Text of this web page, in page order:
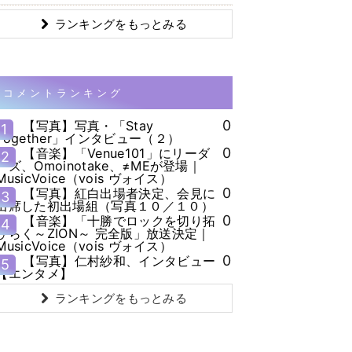
ランキングをもっとみる
コメントランキング
1
【写真】写真・「Stay
」インタビュー（２）
0
2
【音楽】「Venue101」にリーダ
ズ、Omoinotake、≠MEが登場｜
（vois ヴォイス）
0
3
【写真】紅白出場者決定、会見に
席した初出場組（写真１０／１０）
0
4
【音楽】「十勝でロックを切り拓
らく～ZION～ 完全版」放送決定｜
（vois ヴォイス）
0
5
【写真】仁村紗和、インタビュー
エンタメ】
0
ランキングをもっとみる